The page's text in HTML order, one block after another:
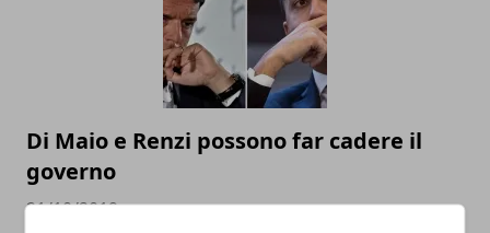
Di Maio e Renzi possono far cadere il
governo
21/10/2019